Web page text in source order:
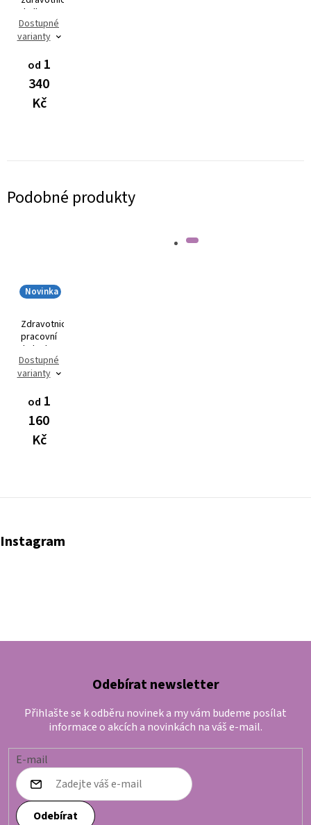
kalhoty
Dynamic
FLEX
Dostupné
varianty
od 1
340
Kč
Podobné produkty
Novinka
Zdravotnická
pracovní
halenka
AVA Flex
3101
Dostupné
varianty
od 1
160
Kč
Instagram
Odebírat newsletter
Přihlašte se k odběru novinek a my vám budeme posílat
informace o akcích a novinkách na váš e-mail.
E-mail
Odebírat